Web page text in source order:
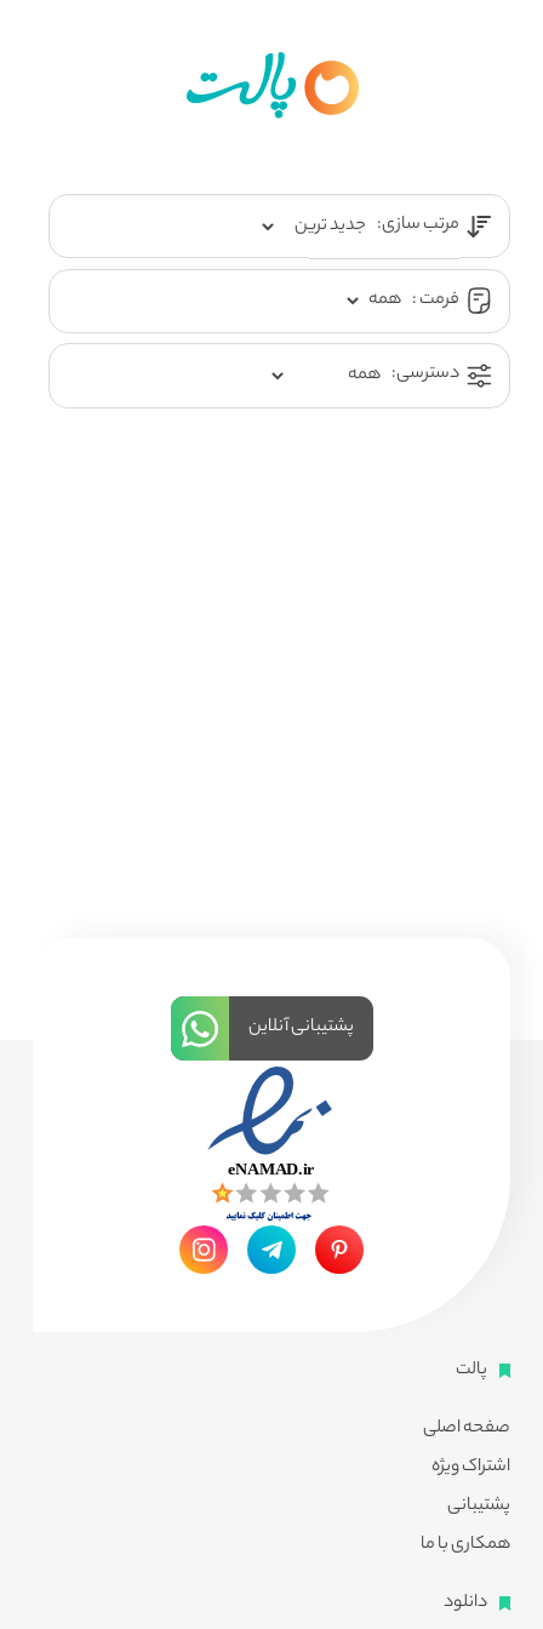
مرتب سازی:
فرمت :
دسترسی:
پالت
صفحه اصلی
اشتراک ویژه
پشتیبانی
همکاری با ما
دانلود
پشتیبانی آنلاین